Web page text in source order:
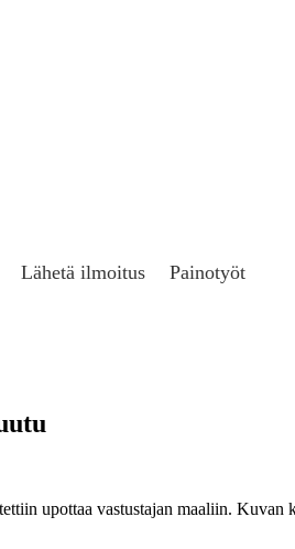
Lähetä ilmoitus Painotyöt
upottaa vastustajan maaliin. Kuvan